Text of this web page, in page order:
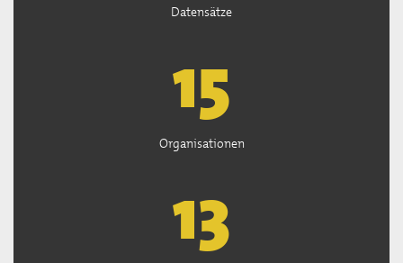
Datensätze
15
Organisationen
13